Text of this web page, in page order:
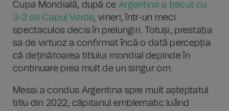
Cupa Mondială, după ce Argentina a trecut cu
3-2 de Capul Verde, vineri, într-un meci
spectaculos decis în prelungiri. Totuși, prestația
sa de virtuoz a confirmat încă o dată percepția
că deținătoarea titlului mondial depinde în
continuare prea mult de un singur om.
Messi a condus Argentina spre mult așteptatul
titlu din 2022, căpitanul emblematic luând